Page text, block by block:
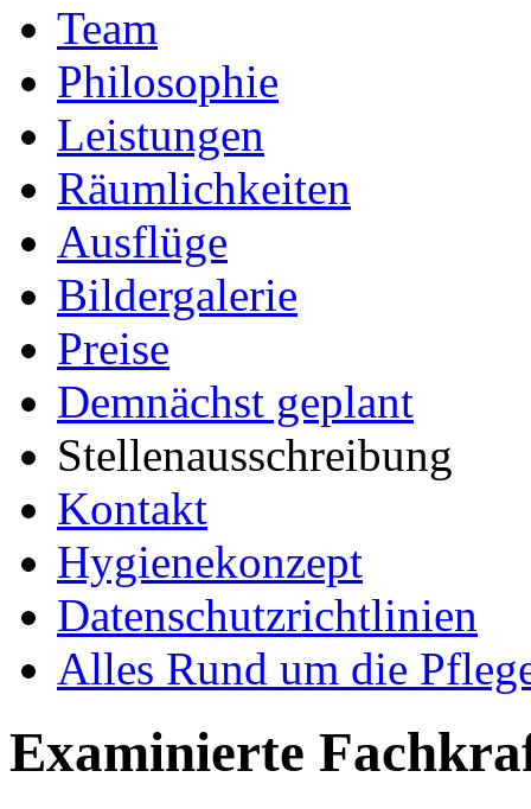
Team
Philosophie
Leistungen
Räumlichkeiten
Ausflüge
Bildergalerie
Preise
Demnächst geplant
Stellenausschreibung
Kontakt
Hygienekonzept
Datenschutzrichtlinien
Alles Rund um die
Examinierte